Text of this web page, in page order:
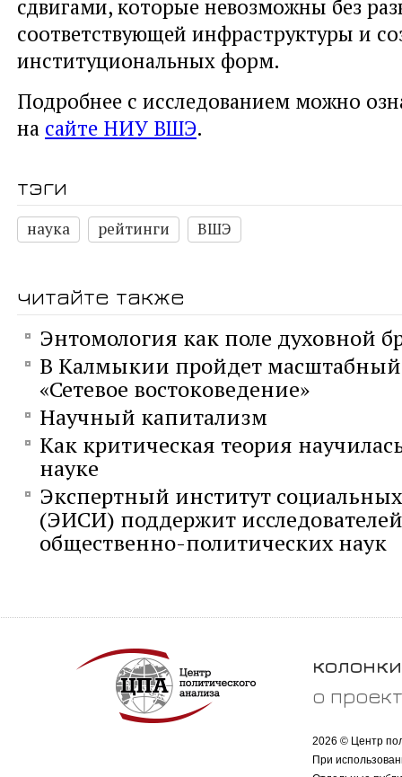
сдвигами, которые невозможны без
соответствующей инфраструктуры и
институциональных форм.
Подробнее с исследованием можно
на сайте НИУ ВШЭ.
тэги
наука рейтинги ВШЭ
читайте также
Энтомология как поле духовной
В Калмыкии пройдет
«Сетевое востоковедение»
Научный капитализм
Как критическая теория
науке
Экспертный институт
(ЭИСИ) поддержит
общественно-политических наук
колонки
о
2026 © Центр
При